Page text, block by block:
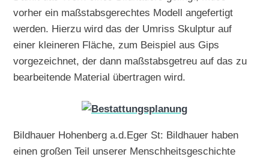
vorher ein maßstabsgerechtes Modell angefertigt
werden. Hierzu wird das der Umriss Skulptur auf
einer kleineren Fläche, zum Beispiel aus Gips
vorgezeichnet, der dann maßstabsgetreu auf das zu
bearbeitende Material übertragen wird.
Bildhauer Hohenberg a.d.Eger St: Bildhauer haben
einen großen Teil unserer Menschheitsgeschichte